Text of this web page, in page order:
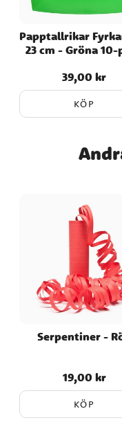
Papptallrikar
23 cm - Gröna 10-
Pris:39,00 kr
39,00 kr
KÖP
Serpentiner -
Pris:19,00 kr
19,00 kr
KÖP